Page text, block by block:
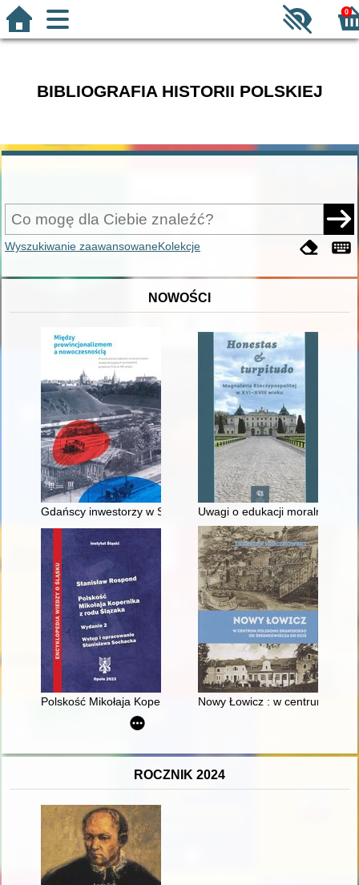
0
BIBLIOGRAFIA HISTORII POLSKIEJ
Wyszukiwanie zaawansowaneKolekcje
NOWOŚCI
Gdańscy inwestorzy w Sopocie : prestiż finansowy i
Uwagi o edukacji moralnej
Polskość Mikołaja Kopernika z rodu ŚlązakaNowy Łowicz : w centrum
ROCZNIK 2024